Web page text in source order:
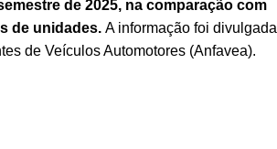
de 2025, na comparação com
de unidades. A informação foi divulgada
de Veículos Automotores (Anfavea).